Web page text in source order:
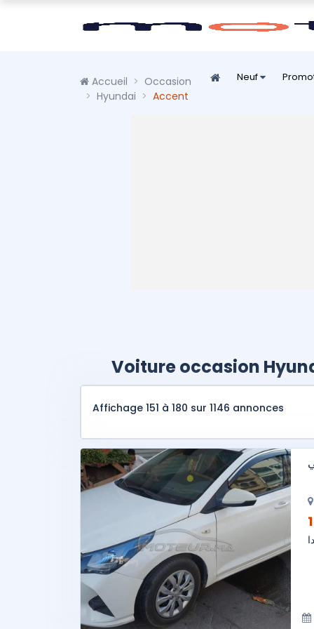
Neuf
Accueil
Occasion
Hyundai
Accent
Voiture occasion
Affichage 151 à 180 sur 1146 annonces